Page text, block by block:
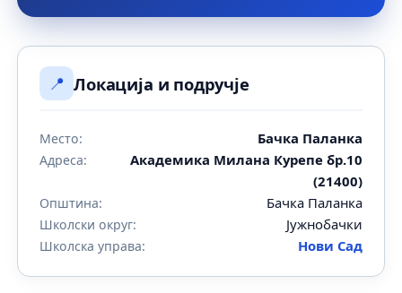
📍 Локација и подручје
Место: Бачка Паланка
Адреса:
Академика Милана Курепе бр.10
(21400)
Општина: Бачка Паланка
Школски округ: Јужнобачки
Школска управа: Нови Сад